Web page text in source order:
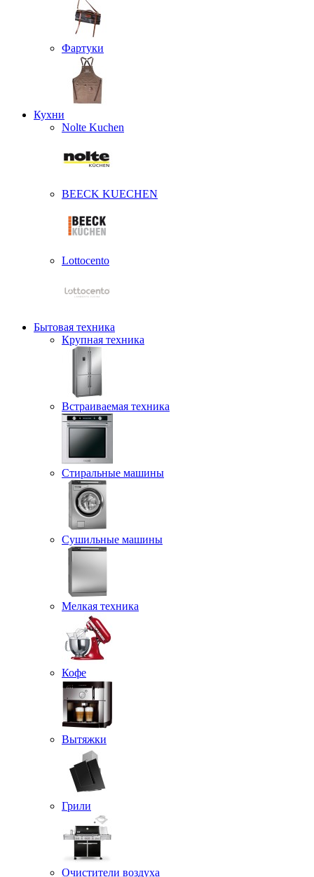
Фартуки
Кухни
Nolte Kuchen
BEECK KUECHEN
Lottocento
Бытовая техника
Крупная техника
Встраиваемая техника
Стиральные машины
Сушильные машины
Мелкая техника
Кофе
Вытяжки
Грили
Очистители воздуха